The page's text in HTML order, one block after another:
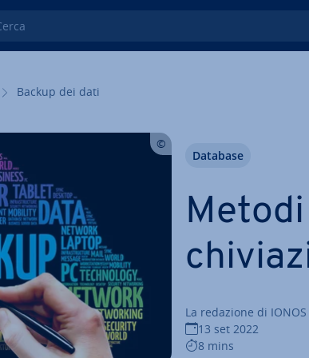
Backup dei dati
La redazione di IONOS
13 set 2022
8 mins
Database